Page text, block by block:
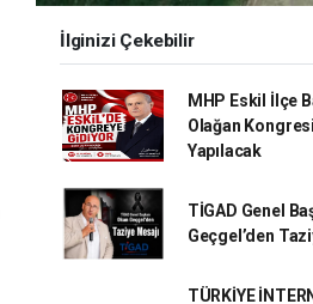
İlginizi Çekebilir
MHP Eskil İlçe
Olağan
Yapılacak
TİGAD Genel
Geçgel’den
TÜRKİYE